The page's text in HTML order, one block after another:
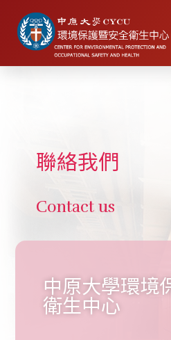
聯絡我們
Contact us
中原大學環境
衛生中心